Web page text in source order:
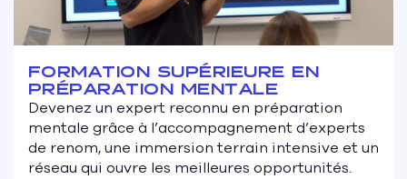
FORMATION SUPÉRIEURE EN
PRÉPARATION MENTALE
Devenez un expert reconnu en préparation
mentale grâce à l’accompagnement d’experts
de renom, une immersion terrain intensive et un
réseau qui ouvre les meilleures opportunités.